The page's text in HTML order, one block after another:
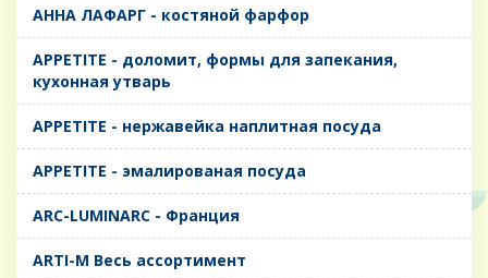
AHHA ЛАФАРГ - костяной фарфор
APPETITE - доломит, формы для запекания,
кухонная утварь
APPETITE - нержавейка наплитная посуда
APPETITE - эмалированая посуда
ARC-LUMINARC - Франция
ARTI-M Весь ассортимент